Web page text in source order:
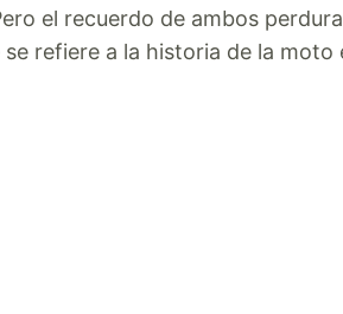
el recuerdo de ambos
refiere a la historia de la